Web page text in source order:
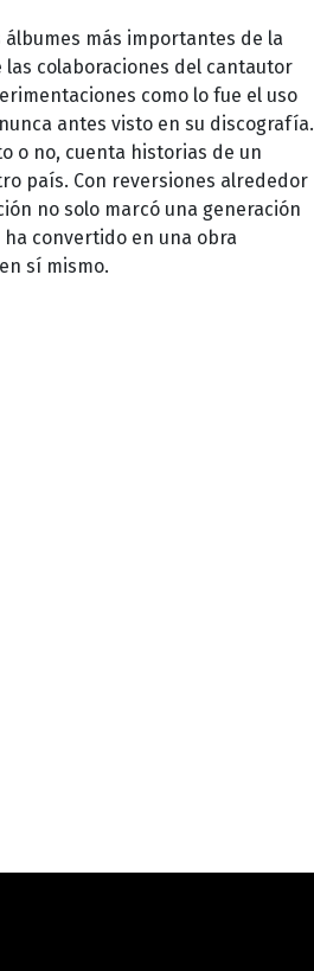
álbumes más importantes de la
las colaboraciones del cantautor
como lo fue el uso
antes visto en su discografía.
o no, cuenta historias de un
país. Con reversiones alrededor
no solo marcó una generación
convertido en una obra
sí mismo.